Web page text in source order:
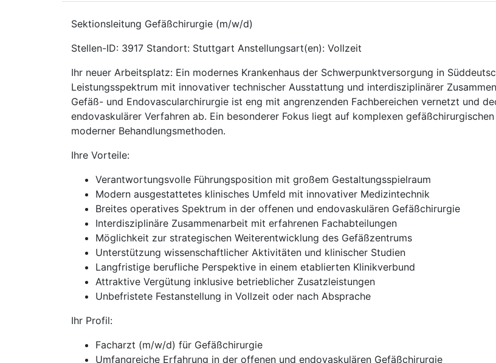
Sektionsleitung Gefäßchirurgie (m/w/d)
Stellen-ID: 3917 Standort: Stuttgart Anstellungsart(en): Vollzeit
Ihr neuer Arbeitsplatz: Ein modernes Krankenhaus der Schwerpunktversorgung in
Leistungsspektrum mit innovativer technischer Ausstattung und interdisziplinärer
Gefäß- und Endovascularchirurgie ist eng mit angrenzenden Fachbereichen vernetzt und
endovaskulärer Verfahren ab. Ein besonderer Fokus liegt auf komplexen
moderner Behandlungsmethoden.
Ihre Vorteile:
Verantwortungsvolle Führungsposition mit großem Gestaltungsspielraum
Modern ausgestattetes klinisches Umfeld mit innovativer Medizintechnik
Breites operatives Spektrum in der offenen und endovaskulären Gefäßchirurgie
Interdisziplinäre Zusammenarbeit mit erfahrenen Fachabteilungen
Möglichkeit zur strategischen Weiterentwicklung des Gefäßzentrums
Unterstützung wissenschaftlicher Aktivitäten und klinischer Studien
Langfristige berufliche Perspektive in einem etablierten Klinikverbund
Attraktive Vergütung inklusive betrieblicher Zusatzleistungen
Unbefristete Festanstellung in Vollzeit oder nach Absprache
Ihr Profil:
Facharzt (m/w/d) für Gefäßchirurgie
Umfangreiche Erfahrung in der offenen und endovaskulären Gefäßchirurgie